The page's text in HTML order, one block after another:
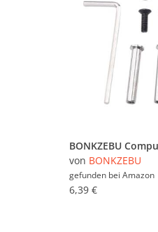
von BONKZEBU
gefunden bei Amazon
6,39 €